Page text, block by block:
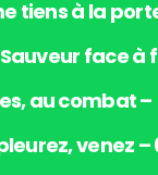
tiens à la
face à
au combat –
venez –